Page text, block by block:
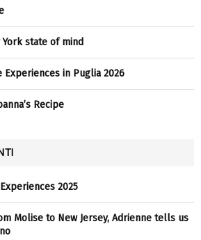
state of mind
Experiences in Puglia 2026
Recipe
2025
Molise to New Jersey, Adrienne tells us